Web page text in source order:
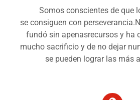
Somos conscientes de que
se consiguen con
fundó sin apenasrecursos y ha
mucho sacrificio y de no dejar
se pueden lograr las más